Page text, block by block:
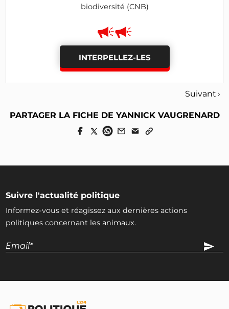
biodiversité (CNB)
INTERPELLEZ-LES
Suivant ›
PARTAGER LA FICHE DE YANNICK VAUGRENARD
Suivre l'actualité politique
Informez-vous et réagissez aux dernières actions
politiques concernant les animaux.